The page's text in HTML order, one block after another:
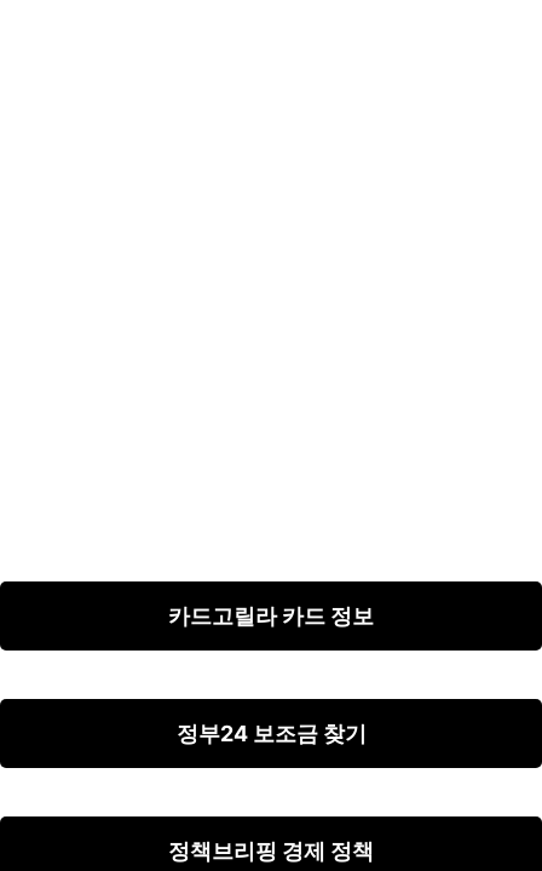
카드고릴라 카드 정보
정부24 보조금 찾기
정책브리핑 경제 정책